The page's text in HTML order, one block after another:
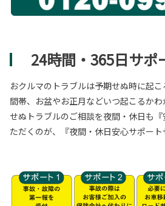
24時間・365日サポ
おクルマのトラブルは予期せぬ時に起
間帯、お盆やお正月などいつ起こるか
せぬトラブルのご相談を夜間・休日も
ただくのが、『夜間・休日安心サポート